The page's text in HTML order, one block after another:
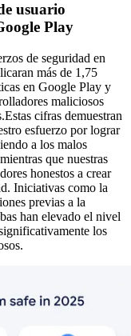
usuario
Play
de seguridad en
más de 1,75
en Google Play y
maliciosos
cifras demuestran
esfuerzo por lograr
a los malos
que nuestras
honestos a crear
Iniciativas como la
previas a la
han elevado el nivel
los